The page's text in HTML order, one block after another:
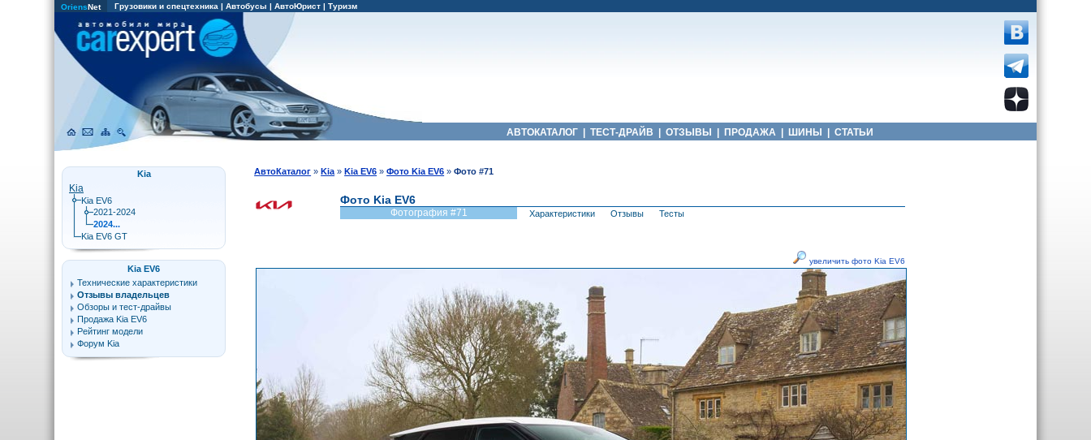
OriensNet Грузовики и спецтехника | Автобусы | АвтоЮрист | Туризм
АВТОКАТАЛОГ ТЕСТ-ДРАЙВ ОТЗЫВЫ ПРОДАЖА ШИНЫ СТАТЬИ
АвтоКаталог »Kia »Kia EV6 »Фото Kia EV6 »Фото #71
Фото Kia EV6
Фотография #71 Характеристики Отзывы Тесты
увеличить фото Kia EV6
Kia
Kia
Kia EV6
2021-2024
2024...
Kia EV6 GT
Kia EV6
Технические характеристики
Отзывы владельцев
Обзоры и тест-драйвы
Продажа Kia EV6
Рейтинг модели
Форум Kia